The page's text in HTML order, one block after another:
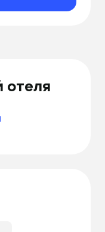
отеля